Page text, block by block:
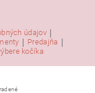
údajov |
| Predajňa |
kočíka